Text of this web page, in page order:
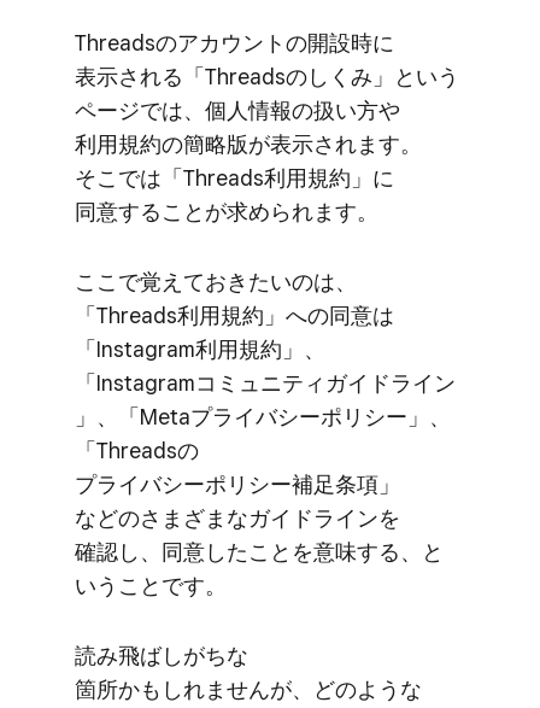
Threadsの​アカウントの​開設時に​
表示される​「Threadsの​しくみ」と​いう​
ページでは、​個人情報の​扱い方​や​
利用規約の​簡略版が​表示されます。​
そこでは​「Threads利用規約」に​
同意する​ことが​求められます。
ここで​覚えて​おきたいのは、​
「Threads利用規約」への​同意は​
「Instagram利用規約」、​
「Instagramコミュニティガイドライン
」、​「Metaプライバシーポリシー」、​
「Threadsの​
プライバシーポリシー補足条項」
などのさまざまな​ガイドラインを​
確認し、​同意した​ことを​意味する、と​
いう​ことです。
読み飛ばしが​ちな​
箇所かもしれませんが、​どのような​